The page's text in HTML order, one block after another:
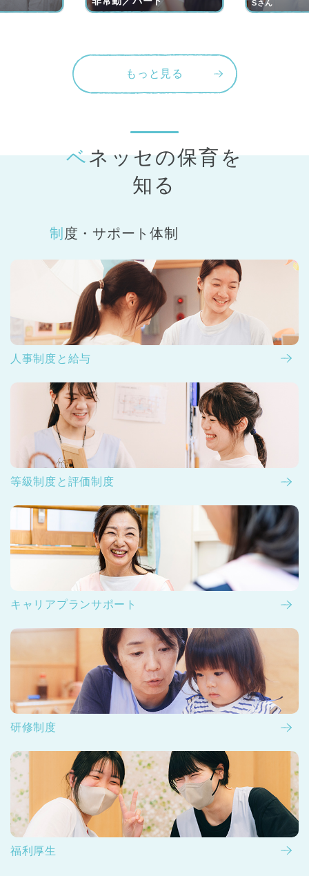
Sさん
もっと見る
ベネッセの保育を
知る
制度・サポート体制
人事制度と給与
等級制度と評価制度
キャリアプランサポート
研修制度
福利厚生